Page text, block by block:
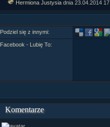
Hermiona Justysia dnia 23.04.2014
Podziel się z innymi:
Facebook - Lubię To:
Komentarze